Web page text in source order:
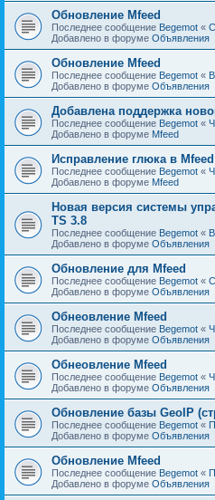
Обновление Mfeed
Последнее сообщение Begemot «
Добавлено в форуме Объявления
Обновление Mfeed
Последнее сообщение Begemot «
Добавлено в форуме Объявления
Добавлена поддержка
Последнее сообщение Begemot «
Добавлено в форуме Mfeed
Исправление глюка в Mfeed
Последнее сообщение Begemot «
Добавлено в форуме Mfeed
Новая версия системы
TS 3.8
Последнее сообщение Begemot «
Добавлено в форуме Объявления
Обновление для Mfeed
Последнее сообщение Begemot «
Добавлено в форуме Объявления
Обнеовление Mfeed
Последнее сообщение Begemot «
Добавлено в форуме Объявления
Обнеовление Mfeed
Последнее сообщение Begemot «
Добавлено в форуме Объявления
Обновление базы GeoIP
Последнее сообщение Begemot «
Добавлено в форуме Объявления
Обновление Mfeed
Последнее сообщение Begemot «
Добавлено в форуме Объявления